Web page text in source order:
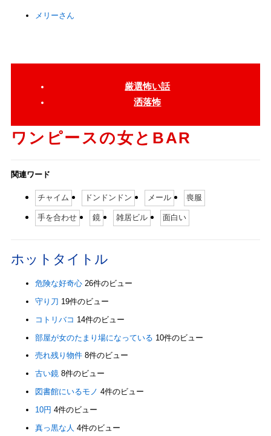
メリーさん
厳選怖い話
洒落怖
ワンピースの女とBAR
関連ワード
チャイム ドンドンドン メール 喪服
手を合わせ 鏡 雑居ビル 面白い
ホットタイトル
危険な好奇心 26件のビュー
守り刀 19件のビュー
コトリバコ 14件のビュー
部屋が女のたまり場になっている 10件のビュー
売れ残り物件 8件のビュー
古い鏡 8件のビュー
図書館にいるモノ 4件のビュー
10円 4件のビュー
真っ黒な人 4件のビュー